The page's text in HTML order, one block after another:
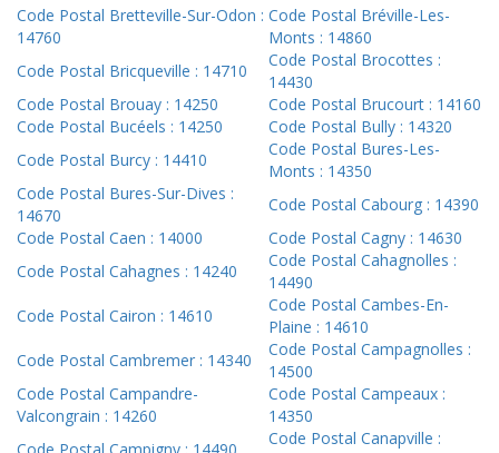
Code Postal Bretteville-Sur-Odon :
14760
Code Postal Bréville-Les-
Monts : 14860
Code Postal Bricqueville : 14710
Code Postal Brocottes :
14430
Code Postal Brouay : 14250
Code Postal Brucourt : 14160
Code Postal Bucéels : 14250
Code Postal Bully : 14320
Code Postal Burcy : 14410
Code Postal Bures-Les-
Monts : 14350
Code Postal Bures-Sur-Dives :
14670
Code Postal Cabourg : 14390
Code Postal Caen : 14000
Code Postal Cagny : 14630
Code Postal Cahagnes : 14240
Code Postal Cahagnolles :
14490
Code Postal Cairon : 14610
Code Postal Cambes-En-
Plaine : 14610
Code Postal Cambremer : 14340
Code Postal Campagnolles :
14500
Code Postal Campandre-
Valcongrain : 14260
Code Postal Campeaux :
14350
Code Postal Canapville :